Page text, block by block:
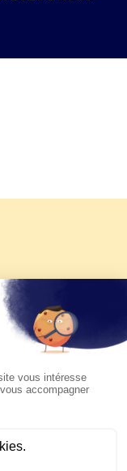
2026 de KTO
pape Léon
sur KTO le
Argentine et
2026